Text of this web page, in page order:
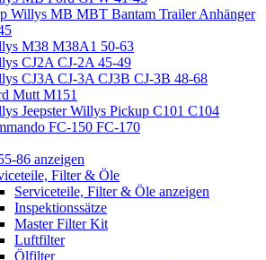
Willys MB MBT Bantam Trailer Anhänger
M38 M38A1 50-63
CJ2A CJ-2A 45-49
CJ3A CJ-3A CJ3B CJ-3B 48-68
Mutt M151
Jeepster Willys Pickup C101 C104
FC-150 FC-170
86 anzeigen
Filter & Öle
Serviceteile, Filter & Öle anzeigen
Inspektionssätze
Master Filter Kit
Luftfilter
Ölfilter